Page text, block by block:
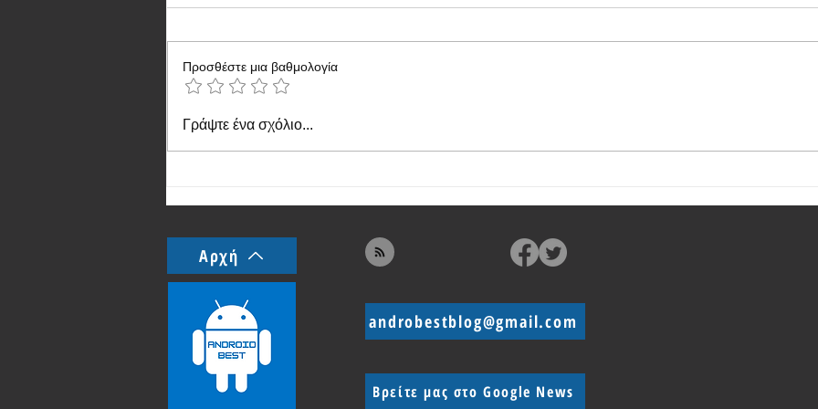
Το Vivo T3 Pro θα συμπληρώσει
Προσθέστε μια βαθμολογία
Γράψτε ένα σχόλιο...
Αρχή
androbestblog@gmail.com
Βρείτε μας στο Google News